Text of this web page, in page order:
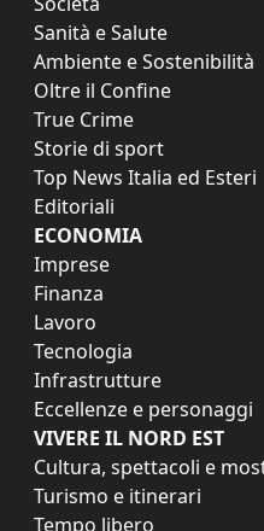
Sanità e Salute
Ambiente e Sostenibilità
Oltre il Confine
True Crime
Storie di sport
Top News Italia ed Esteri
Editoriali
ECONOMIA
Imprese
Finanza
Lavoro
Tecnologia
Infrastrutture
Eccellenze e personaggi
VIVERE IL NORD EST
Cultura, spettacoli e
Turismo e itinerari
Tempo libero